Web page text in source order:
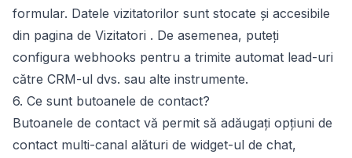
formular. Datele vizitatorilor sunt stocate și accesibile
din pagina de Vizitatori . De asemenea, puteți
configura webhooks pentru a trimite automat lead-uri
către CRM-ul dvs. sau alte instrumente.
6. Ce sunt butoanele de contact?
Butoanele de contact vă permit să adăugați opțiuni de
contact multi-canal alături de widget-ul de chat,